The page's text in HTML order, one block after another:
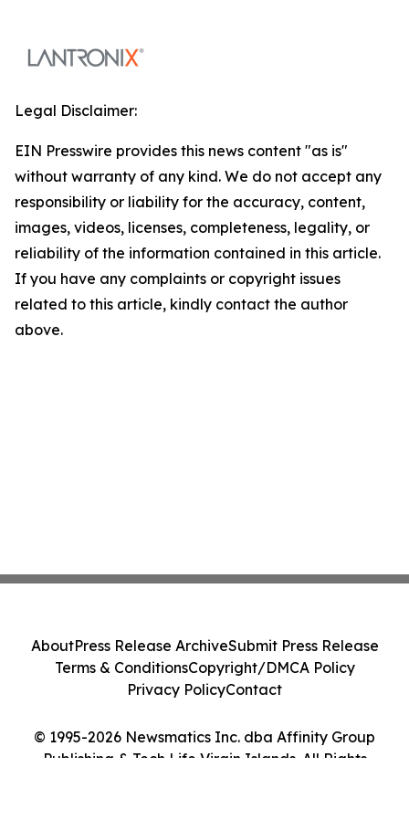
Legal Disclaimer:
EIN Presswire provides this news content "as is"
without warranty of any kind. We do not accept any
responsibility or liability for the accuracy, content,
images, videos, licenses, completeness, legality, or
reliability of the information contained in this article.
If you have any complaints or copyright issues
related to this article, kindly contact the author
above.
© 1995-2026 Newsmatics Inc. dba Affinity Group
Publishing & Tech Life Virgin Islands. All Rights
AboutPress Release ArchiveSubmit Press Release
Terms & ConditionsCopyright/DMCA Policy
Privacy PolicyContact